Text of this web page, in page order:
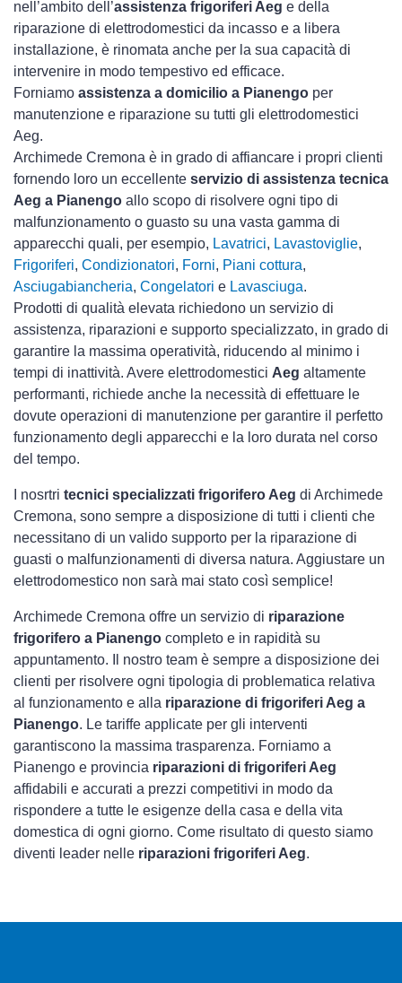
nell’ambito dell’assistenza frigoriferi Aeg e della
riparazione di elettrodomestici da incasso e a libera
installazione, è rinomata anche per la sua capacità di
intervenire in modo tempestivo ed efficace.
Forniamo assistenza a domicilio a Pianengo per
manutenzione e riparazione su tutti gli elettrodomestici
Aeg.
Archimede Cremona è in grado di affiancare i propri clienti
fornendo loro un eccellente servizio di assistenza tecnica
Aeg a Pianengo allo scopo di risolvere ogni tipo di
malfunzionamento o guasto su una vasta gamma di
apparecchi quali, per esempio, Lavatrici, Lavastoviglie,
Frigoriferi, Condizionatori, Forni, Piani cottura,
Asciugabiancheria, Congelatori e Lavasciuga.
Prodotti di qualità elevata richiedono un servizio di
assistenza, riparazioni e supporto specializzato, in grado di
garantire la massima operatività, riducendo al minimo i
tempi di inattività. Avere elettrodomestici Aeg altamente
performanti, richiede anche la necessità di effettuare le
dovute operazioni di manutenzione per garantire il perfetto
funzionamento degli apparecchi e la loro durata nel corso
del tempo.
I nosrtri tecnici specializzati frigorifero Aeg di Archimede
Cremona, sono sempre a disposizione di tutti i clienti che
necessitano di un valido supporto per la riparazione di
guasti o malfunzionamenti di diversa natura. Aggiustare un
elettrodomestico non sarà mai stato così semplice!
Archimede Cremona offre un servizio di riparazione
frigorifero a Pianengo completo e in rapidità su
appuntamento. Il nostro team è sempre a disposizione dei
clienti per risolvere ogni tipologia di problematica relativa
al funzionamento e alla riparazione di frigoriferi Aeg a
Pianengo. Le tariffe applicate per gli interventi
garantiscono la massima trasparenza. Forniamo a
Pianengo e provincia riparazioni di frigoriferi Aeg
affidabili e accurati a prezzi competitivi in modo da
rispondere a tutte le esigenze della casa e della vita
domestica di ogni giorno. Come risultato di questo siamo
diventi leader nelle riparazioni frigoriferi Aeg.